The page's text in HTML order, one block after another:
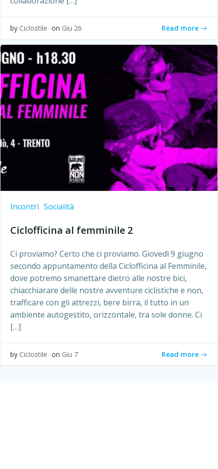
by Ciclostile on Giu 26 Read more
Incontri Socialità
Ciclofficina al femminile 2
Ci proviamo? Certo che ci proviamo. Giovedì 9 giugno
secondo appuntamento della Ciclofficina al Femminile,
dove potremo smanettare dietro alle nostre bici,
chiacchiarare delle nostre avventure ciclistiche e non,
trafficare con gli attrezzi, bere birra, il tutto in un
ambiente autogestito, orizzontale, tra sole donne. Ci
[…]
by Ciclostile on Giu 7 Read more